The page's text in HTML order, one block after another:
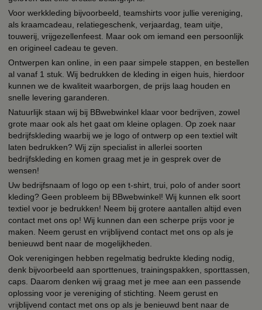
Voor werkkleding bijvoorbeeld, teamshirts voor jullie vereniging,
als kraamcadeau, relatiegeschenk, verjaardag, team uitje,
touwerij, vrijgezellenfeest. Maar ook om iemand een persoonlijk
en origineel cadeau te geven.
Ontwerpen kan online, in een paar simpele stappen, en bestellen
al vanaf 1 stuk. Wij bedrukken de kleding in eigen huis, hierdoor
kunnen we de kwaliteit waarborgen, de prijs laag houden en
snelle levering garanderen.
Natuurlijk staan wij bij BBwebwinkel klaar voor bedrijven, zowel
grote maar ook als het gaat om kleine oplagen. Op zoek naar
bedrijfskleding waarbij we je logo of ontwerp op een textiel wilt
laten bedrukken? Wij zijn specialist in allerlei soorten
bedrijfskleding en komen graag met je in gesprek over de
wensen!
Uw bedrijfsnaam of logo op een t-shirt, trui, polo of ander soort
kleding? Geen probleem bij BBwebwinkel! Wij kunnen elk soort
textiel voor je bedrukken! Neem bij grotere aantallen altijd even
contact met ons op! Wij kunnen dan een scherpe prijs voor je
maken. Neem gerust en vrijblijvend contact met ons op als je
benieuwd bent naar de mogelijkheden.
Ook verenigingen hebben regelmatig bedrukte kleding nodig,
denk bijvoorbeeld aan sporttenues, trainingspakken, sporttassen,
caps. Daarom denken wij graag met je mee aan een passende
oplossing voor je vereniging of stichting. Neem gerust en
vrijblijvend contact met ons op als je benieuwd bent naar de